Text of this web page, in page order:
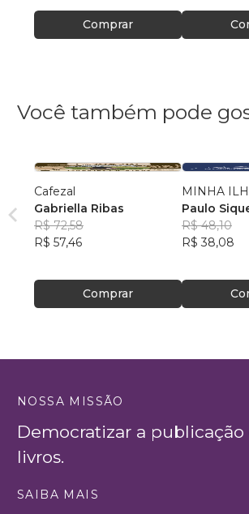
Comprar
Você também pode
Cafezal
Gabriella Ribas
R$ 72,58
R$ 57,46
Comprar
MINHA
Paulo
R$ 48,10
R$ 38,08
NOSSA MISSÃO
Democratizar a
livros.
SAIBA MAIS